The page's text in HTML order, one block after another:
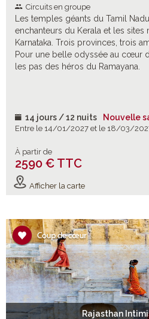
Circuits en groupe
Les temples géants du Tamil
enchanteurs du Kerala et les sites
Karnataka. Trois provinces, trois
Pour une belle odyssée au cœur
les pas des héros du Ramayana.
14 jours / 12 nuits Nouvelle
Entre le 14/01/2027 et le 18/03/
À partir de
2590 € TTC
Afficher la carte
Rajasthan